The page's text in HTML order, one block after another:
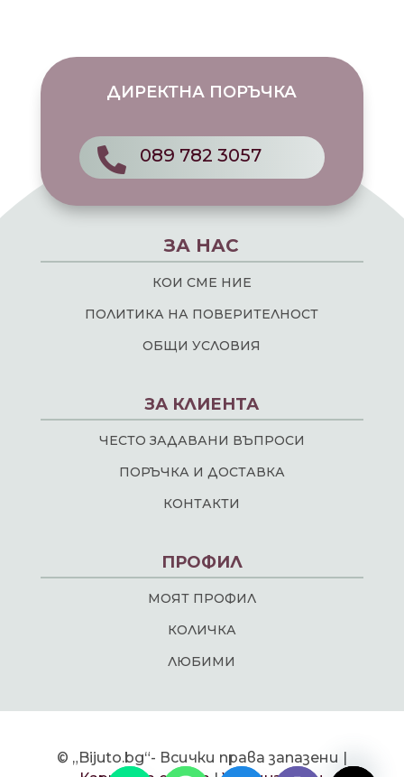
ДИРЕКТНА ПОРЪЧКА
 089 782 3057
ЗА НАС
КОИ СМЕ НИЕ
ПОЛИТИКА НА ПОВЕРИТЕЛНОСТ
ОБЩИ УСЛОВИЯ
ЗА КЛИЕНТА
ЧЕСТО ЗАДАВАНИ ВЪПРОСИ
ПОРЪЧКА И ДОСТАВКА
КОНТАКТИ
ПРОФИЛ
МОЯТ ПРОФИЛ
КОЛИЧКА
ЛЮБИМИ
© „Bijuto.bg“- Всички права запазени |
Hide